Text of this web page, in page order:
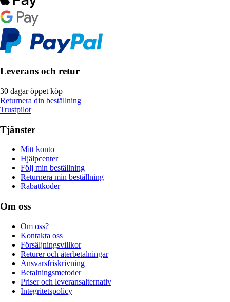
Leverans och retur
30 dagar öppet köp
Returnera din beställning
Trustpilot
Tjänster
Mitt konto
Hjälpcenter
Följ min beställning
Returnera min beställning
Rabattkoder
Om oss
Om oss?
Kontakta oss
Försäljningsvillkor
Returer och återbetalningar
Ansvarsfriskrivning
Betalningsmetoder
Priser och leveransalternativ
Integritetspolicy